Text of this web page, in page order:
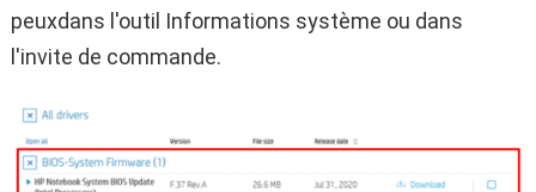
peuxdans l'outil Informations système ou dans
l'invite de commande.